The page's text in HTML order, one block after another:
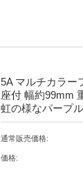
5A マルチカラー
座付 幅約99mm
虹の様なパープ
通常販売価格:
価格: